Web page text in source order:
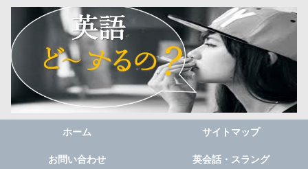
ホーム サイトマップ
お問い合わせ 英会話・スラング